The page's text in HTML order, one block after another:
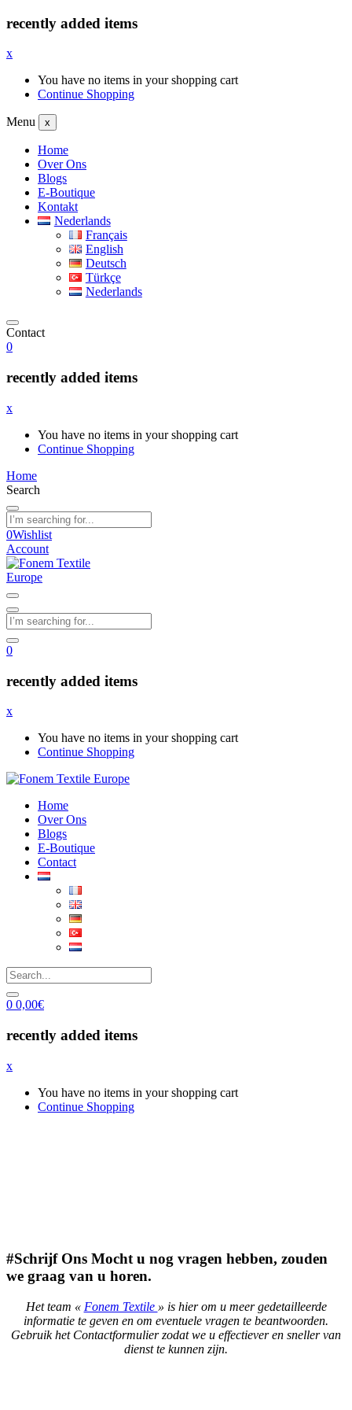
recently added items
x
You have no items in your shopping cart
Continue Shopping
Menu x
Home
Over Ons
Blogs
E-Boutique
Kontakt
Nederlands
Français
English
Deutsch
Türkçe
Nederlands
Contact
0
recently added items
x
You have no items in your shopping cart
Continue Shopping
Home
Search
0Wishlist
Account
0
recently added items
x
You have no items in your shopping cart
Continue Shopping
Home
Over Ons
Blogs
E-Boutique
Contact
0 0,00€
recently added items
x
You have no items in your shopping cart
Continue Shopping
#Schrijf Ons Mocht u nog vragen hebben, zouden
we graag van u horen.
Het team « Fonem Textile » is hier om u meer gedetailleerde
informatie te geven en om eventuele vragen te beantwoorden.
Gebruik het Contactformulier zodat we u effectiever en sneller van
dienst te kunnen zijn.